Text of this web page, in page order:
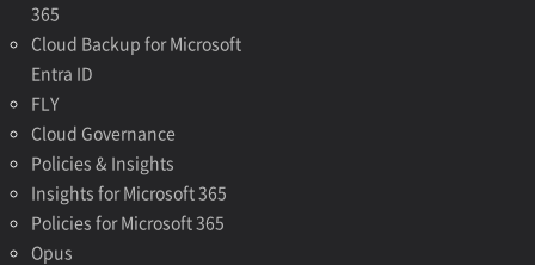
365
Cloud Backup for Microsoft
Entra ID
FLY
Cloud Governance
Policies & Insights
Insights for Microsoft 365
Policies for Microsoft 365
Opus